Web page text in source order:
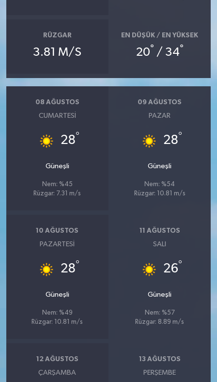
RÜZGAR
3.81 M/S
EN DÜŞÜK / EN YÜKSEK
20° / 34°
08 AĞUSTOS
CUMARTESI
28°
Güneşli
Nem: %45
Rüzgar: 7.31 m/s
09 AĞUSTOS
PAZAR
28°
Güneşli
Nem: %54
Rüzgar: 10.81 m/s
10 AĞUSTOS
PAZARTESI
28°
Güneşli
Nem: %49
Rüzgar: 10.81 m/s
11 AĞUSTOS
SALI
26°
Güneşli
Nem: %57
Rüzgar: 8.89 m/s
12 AĞUSTOS
ÇARŞAMBA
13 AĞUSTOS
PERŞEMBE